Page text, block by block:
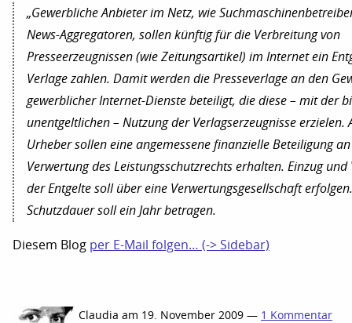
„Gewerbliche Anbieter im Netz, wie
News-Aggregatoren, sollen künftig für die Verbreitung von
Presseerzeugnissen (wie Zeitungsartikel) im Internet ein
Verlage zahlen. Damit werden die Presseverlage an den
gewerblicher Internet-Dienste beteiligt, die diese – mit der
unentgeltlichen – Nutzung der Verlagserzeugnisse erzielen.
Urheber sollen eine angemessene finanzielle Beteiligung
Verwertung des Leistungsschutzrechts erhalten. Einzug und
der Entgelte soll über eine Verwertungsgesellschaft
Schutzdauer soll ein Jahr betragen.
Diesem Blog per E-Mail folgen… (-> Sidebar)
Claudia am 19. November 2009 — 1 Kommentar